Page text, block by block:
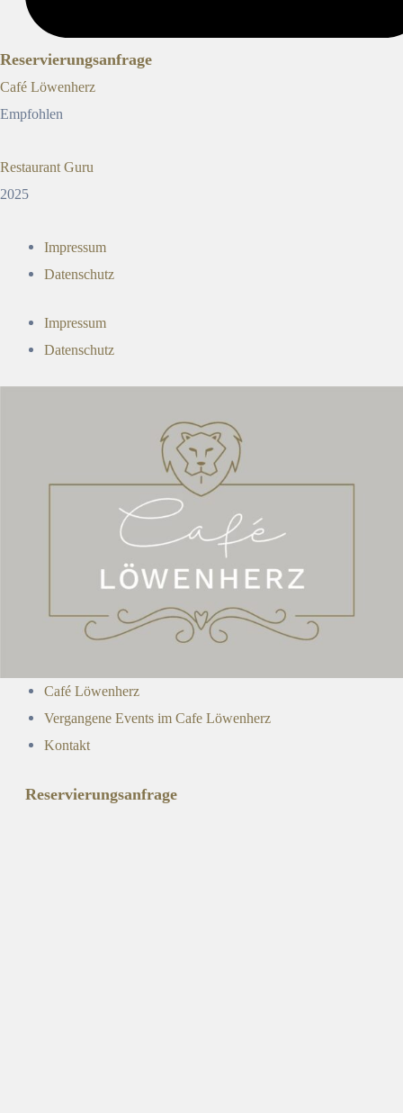
Reservierungsanfrage
Café Löwenherz
Empfohlen
Restaurant Guru
2025
Impressum
Datenschutz
Impressum
Datenschutz
Café Löwenherz
Vergangene Events im Cafe Löwenherz
Kontakt
Reservierungsanfrage